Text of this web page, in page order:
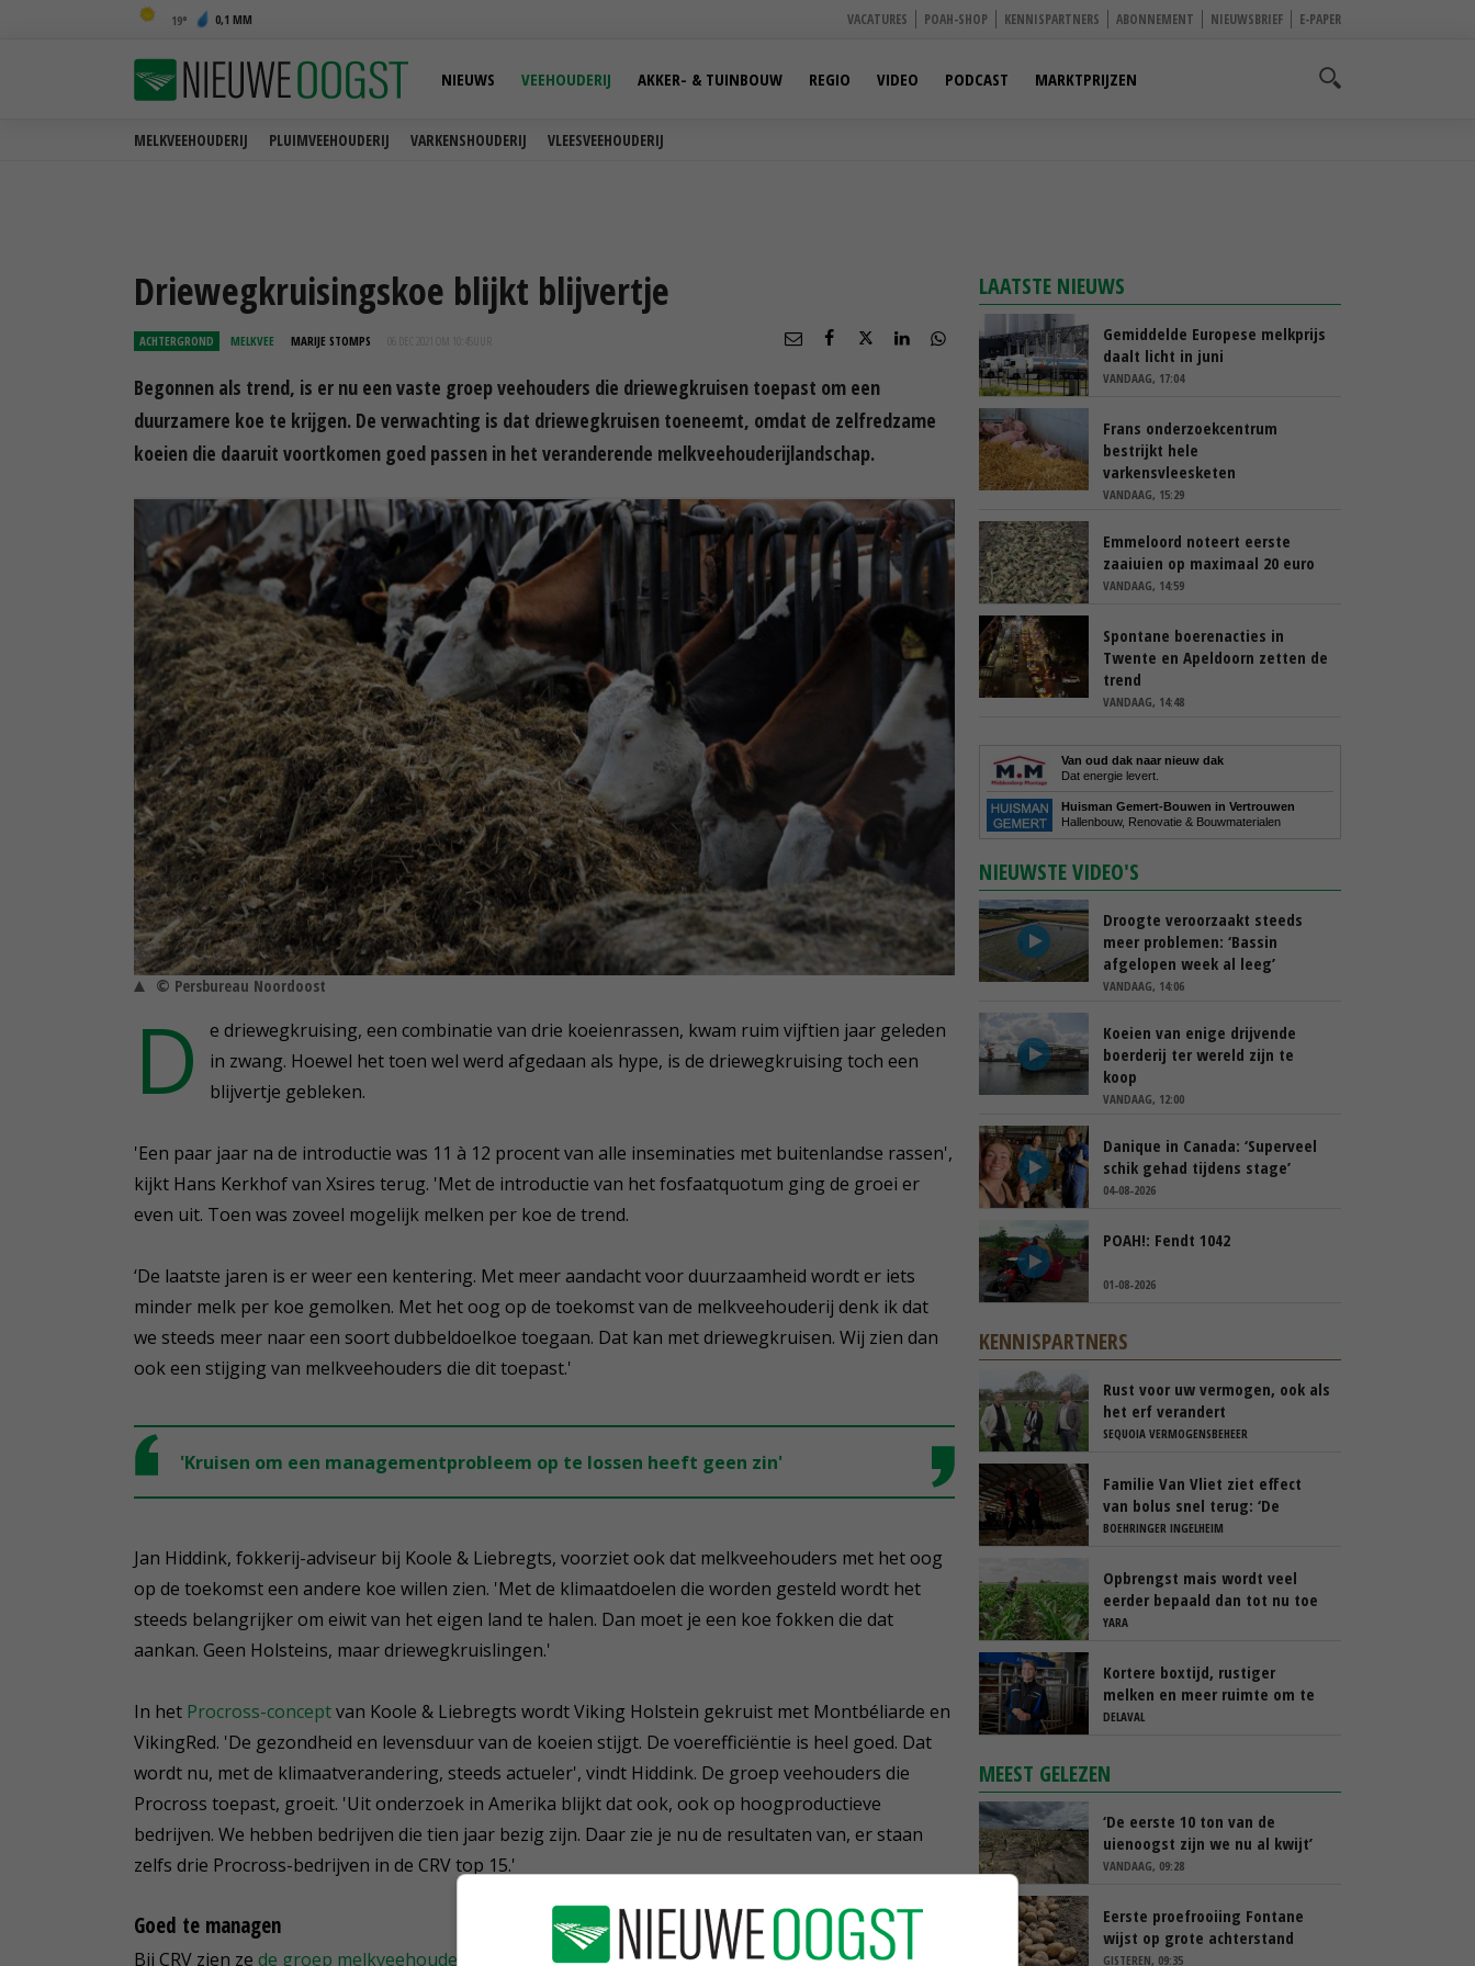
19 0,1 MM VACATURES POAH-SHOP KENNISPARTNERS ABONNEMENT NIEUWSBRIEF E-PAPER
MELKVEEHOUDERIJ PLUIMVEEHOUDERIJ VARKENSHOUDERIJ VLEESVEEHOUDERIJ
NIEUWS VEEHOUDERIJ AKKER- & TUINBOUW REGIO VIDEO PODCAST MARKTPRIJZEN
Driewegkruisingskoe blijkt blijvertje
ACHTERGROND MELKVEE MARIJE STOMPS 06 DEC 2021 OM 10:45
Begonnen als trend, is er nu een vaste groep veehouders die driewegkruisen toepast om een
duurzamere koe te krijgen. De verwachting is dat driewegkruisen toeneemt, omdat de zelfredzame
koeien die daaruit voortkomen goed passen in het veranderende melkveehouderijlandschap.
© Persbureau Noordoost
D
e driewegkruising, een combinatie van drie koeienrassen, kwam ruim vijftien jaar geleden
in zwang. Hoewel het toen wel werd afgedaan als hype, is de driewegkruising toch een
blijvertje gebleken.
'Een paar jaar na de introductie was 11 à 12 procent van alle inseminaties met buitenlandse rassen',
kijkt Hans Kerkhof van Xsires terug. 'Met de introductie van het fosfaatquotum ging de groei er
even uit. Toen was zoveel mogelijk melken per koe de trend.
‘De laatste jaren is er weer een kentering. Met meer aandacht voor duurzaamheid wordt er iets
minder melk per koe gemolken. Met het oog op de toekomst van de melkveehouderij denk ik dat
we steeds meer naar een soort dubbeldoelkoe toegaan. Dat kan met driewegkruisen. Wij zien dan
ook een stijging van melkveehouders die dit toepast.'
'Kruisen om een managementprobleem op te lossen heeft geen zin'
Jan Hiddink, fokkerij-adviseur bij Koole & Liebregts, voorziet ook dat melkveehouders met het oog
op de toekomst een andere koe willen zien. 'Met de klimaatdoelen die worden gesteld wordt het
steeds belangrijker om eiwit van het eigen land te halen. Dan moet je een koe fokken die dat
aankan. Geen Holsteins, maar driewegkruislingen.'
In het Procross-conceptvan Koole & Liebregts wordt Viking Holstein gekruist met Montbéliarde en
VikingRed. 'De gezondheid en levensduur van de koeien stijgt. De voerefficiëntie is heel goed. Dat
wordt nu, met de klimaatverandering, steeds actueler', vindt Hiddink. De groep veehouders die
Procross toepast, groeit. 'Uit onderzoek in Amerika blijkt dat ook, ook op hoogproductieve
bedrijven. We hebben bedrijven die tien jaar bezig zijn. Daar zie je nu de resultaten van, er staan
zelfs drie Procross-bedrijven in de CRV top 15.'
Goed te managen
Bij CRV zien ze de groep melkveehouders die kruisentoepast niet echt toenemen. 'Zo'n 15 tot 20
LAATSTE NIEUWS
Gemiddelde Europese melkprijs
daalt licht in juni
VANDAAG, 17:04
Frans onderzoekcentrum
bestrijkt hele
varkensvleesketen
VANDAAG, 15:29
Emmeloord noteert eerste
zaaiuien op maximaal 20 euro
VANDAAG, 14:59
Spontane boerenacties in
Twente en Apeldoorn zetten de
trend
VANDAAG, 14:48
Van oud dak naar nieuw dak
Dat energie levert.
Huisman Gemert-Bouwen in Vertrouwen
Hallenbouw, Renovatie & Bouwmaterialen
NIEUWSTE VIDEO'S
Droogte veroorzaakt steeds
meer problemen: ‘Bassin
afgelopen week al leeg’
VANDAAG, 14:06
Koeien van enige drijvende
boerderij ter wereld zijn te
koop
VANDAAG, 12:00
Danique in Canada: ‘Superveel
schik gehad tijdens stage’
04-08-2026
POAH!: Fendt 1042
01-08-2026
KENNISPARTNERS
Rust voor uw vermogen, ook als
het erf verandert
SEQUOIA VERMOGENSBEHEER
Familie Van Vliet ziet effect
van bolus snel terug: ‘De
koeien gaan rustiger droog’
BOEHRINGER INGELHEIM
Opbrengst mais wordt veel
eerder bepaald dan tot nu toe
gedacht
YARA
Kortere boxtijd, rustiger
melken en meer ruimte om te
blijven weiden
DELAVAL
MEEST GELEZEN
‘De eerste 10 ton van de
uienoogst zijn we nu al kwijt’
VANDAAG, 09:28
Eerste proefrooiing Fontane
wijst op grote achterstand
GISTEREN, 09:35